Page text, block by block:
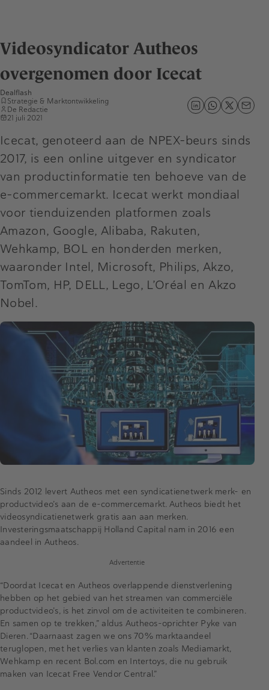
Videosyndicator Autheos
overgenomen door Icecat
Dealflash
Strategie & Marktontwikkeling
De Redactie
21 juli 2021
Icecat, genoteerd aan de NPEX-beurs sinds
2017, is een online uitgever en syndicator
van productinformatie ten behoeve van de
e-commercemarkt. Icecat werkt mondiaal
voor tienduizenden platformen zoals
Amazon, Google, Alibaba, Rakuten,
Wehkamp, BOL en honderden merken,
waaronder Intel, Microsoft, Philips, Akzo,
TomTom, HP, DELL, Lego, L’Oréal en Akzo
Nobel.
Sinds 2012 levert Autheos met een syndicatienetwerk merk- en
productvideo’s aan de e-commercemarkt. Autheos biedt het
videosyndicatienetwerk gratis aan aan merken.
Investeringsmaatschappij Holland Capital nam in 2016 een
aandeel in Autheos.
Advertentie
“Doordat Icecat en Autheos overlappende dienstverlening
hebben op het gebied van het streamen van commerciële
productvideo’s, is het zinvol om de activiteiten te combineren.
En samen op te trekken,” aldus Autheos-oprichter Pyke van
Dieren. “Daarnaast zagen we ons 70% marktaandeel
teruglopen, met het verlies van klanten zoals Mediamarkt,
Wehkamp en recent Bol.com en Intertoys, die nu gebruik
maken van Icecat Free Vendor Central.”